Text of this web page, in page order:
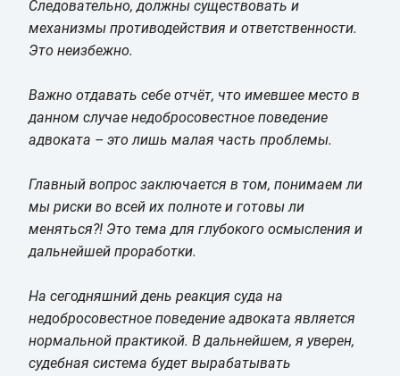
Следовательно, должны существовать и
механизмы противодействия и ответственности.
Это неизбежно.
Важно отдавать себе отчёт, что имевшее место в
данном случае недобросовестное поведение
адвоката – это лишь малая часть проблемы.
Главный вопрос заключается в том, понимаем ли
мы риски во всей их полноте и готовы ли
меняться?! Это тема для глубокого осмысления и
дальнейшей проработки.
На сегодняшний день реакция суда на
недобросовестное поведение адвоката является
нормальной практикой. В дальнейшем, я уверен,
судебная система будет вырабатывать